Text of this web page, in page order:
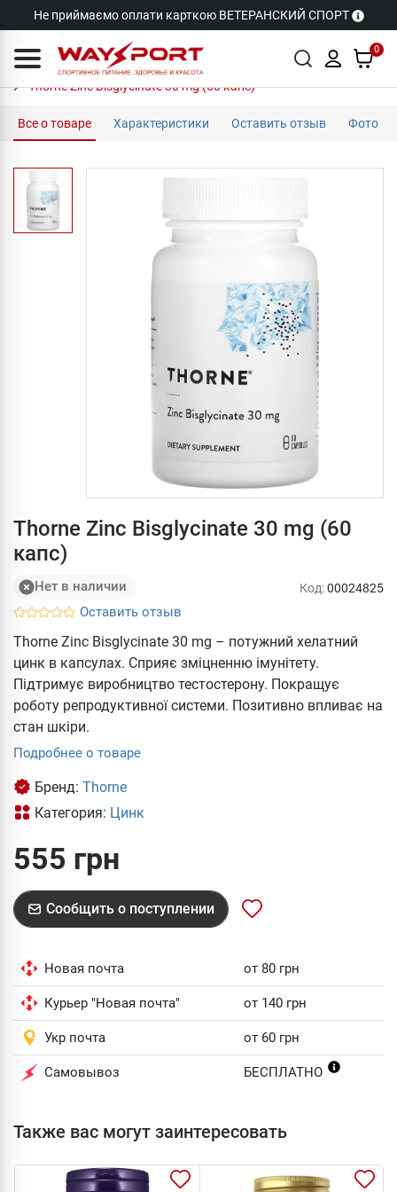
Не приймаємо оплати карткою ВЕТЕРАНСКИЙ СПОРТ
0
Thorne Zinc Bisglycinate 30 mg (60 капс)
Все о товаре Характеристики Оставить отзыв Фото
Thorne Zinc Bisglycinate 30 mg (60
капс)
Нет в наличии
Оставить отзыв
Код:00024825
Thorne Zinc Bisglycinate 30 mg – потужний хелатний
цинк в капсулах. Сприяє зміцненню імунітету.
Підтримує виробництво тестостерону. Покращує
роботу репродуктивної системи. Позитивно впливає на
стан шкіри.
Подробнее о товаре
Бренд: Thorne
Категория: Цинк
555 грн
Сообщить о поступлении
Новая почта от 80 грн
Курьер "Новая почта" от 140 грн
Укр почта от 60 грн
Самовывоз БЕСПЛАТНО
Также вас могут заинтересовать